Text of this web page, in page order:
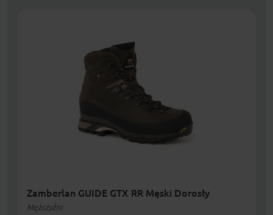
Zamberlan GUIDE GTX RR Męski Dorosły
Mężczyźni